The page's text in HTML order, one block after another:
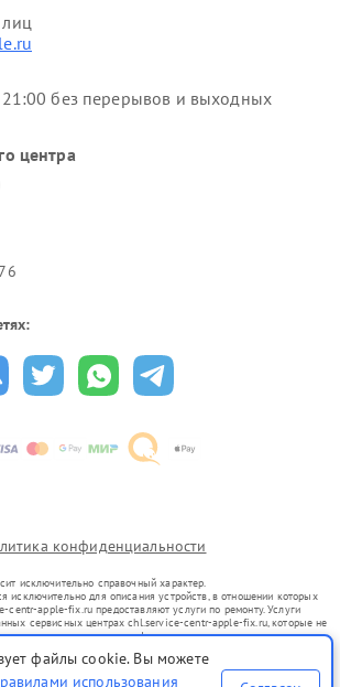
без перерывов и выходных
центра
конфиденциальности
исключительно справочный характер.
исключительно для описания устройств, в отношении которых
apple-fix.ru предоставляют услуги по ремонту. Услуги
сервисных центрах chl.service-centr-apple-fix.ru, которые не
товарных знаков или их официальными представителями.
уже введенных в гражданский оборот в соответствии
не преследует цели индивидуализации услуг или введения
файлы cookie. Вы можете
использования